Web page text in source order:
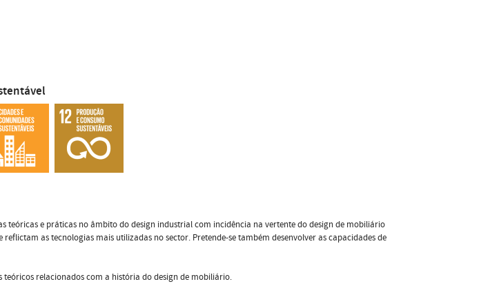
teóricas e práticas no âmbito do design industrial com incidência na vertente do design de mobiliário
as tecnologias mais utilizadas no sector. Pretende-se também desenvolver as capacidades de
teóricos relacionados com a história do design de mobiliário.